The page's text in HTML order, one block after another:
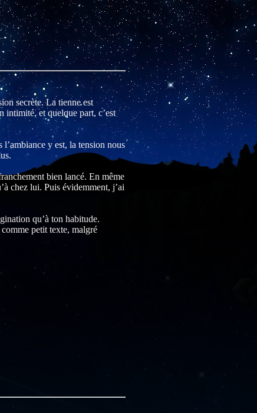
secrète. La tienne est
intimité, et quelque part, c’est
y est, la tension nous
bien lancé. En même
chez lui. Puis évidemment, j’ai
qu’à ton habitude.
petit texte, malgré